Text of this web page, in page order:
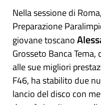
Nella sessione di
Preparazione
giovane toscano
Grosseto Banca
alle sue migliori
F46, ha stabilito due
lancio del disco con